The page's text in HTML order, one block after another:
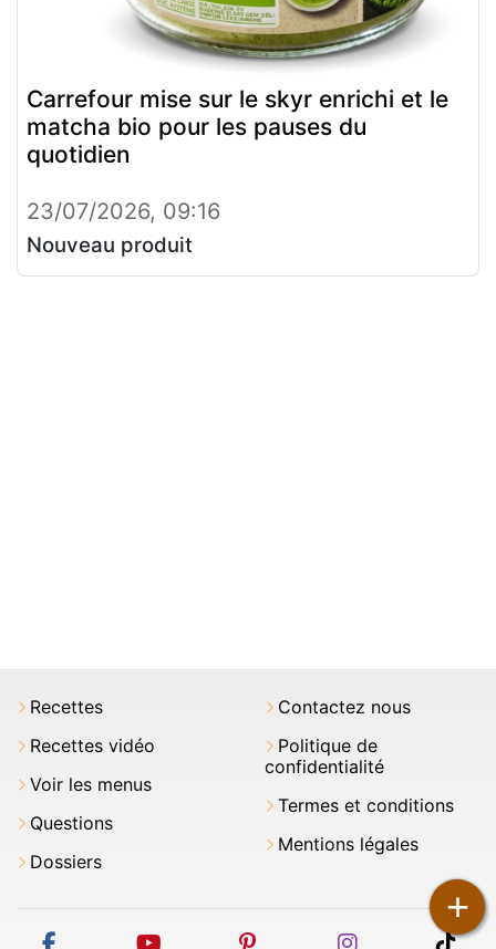
+
Carrefour mise sur le skyr enrichi et le
matcha bio pour les pauses du
quotidien
23/07/2026, 09:16
Nouveau produit
Recettes
Recettes vidéo
Voir les menus
Questions
Dossiers
Contactez nous
Politique de
confidentialité
Termes et conditions
Mentions légales
facebook youtube pinterest instagram